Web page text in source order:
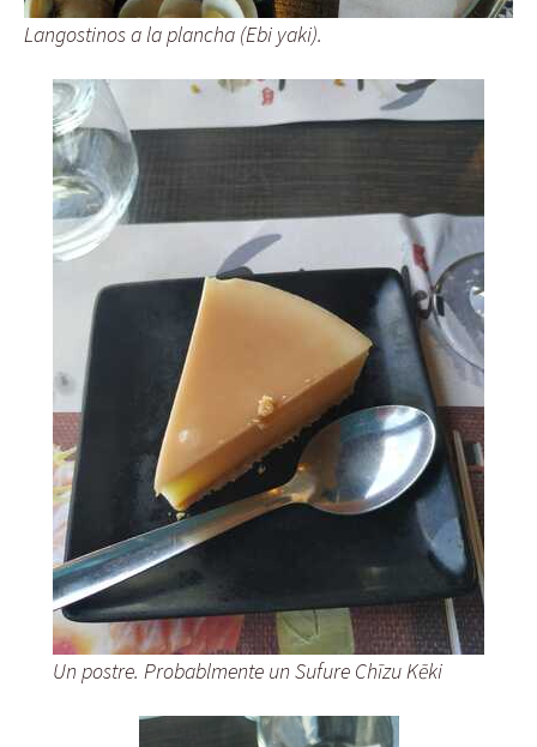
Langostinos a la plancha (Ebi yaki).
Un postre. Probablmente un Sufure Chīzu Kēki